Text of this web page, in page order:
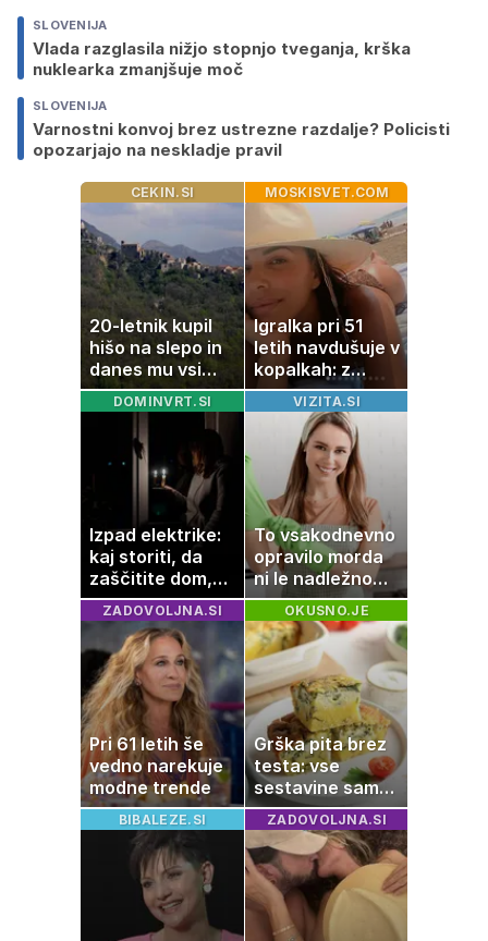
SLOVENIJA
Vlada razglasila nižjo stopnjo tveganja, krška
nuklearka zmanjšuje moč
SLOVENIJA
Varnostni konvoj brez ustrezne razdalje? Policisti
opozarjajo na neskladje pravil
CEKIN.SI
20-letnik kupil
hišo na slepo in
danes mu vsi
zavidajo
MOSKISVET.COM
Igralka pri 51
letih navdušuje v
kopalkah: z
možem uživa v
romantičnem
poletju
DOMINVRT.SI
Izpad elektrike:
kaj storiti, da
zaščitite dom,
hrano in
elektronske
naprave
VIZITA.SI
To vsakodnevno
opravilo morda
ni le nadležno
delo, pomaga
lahko tudi
vašemu srcu
ZADOVOLJNA.SI
Pri 61 letih še
vedno narekuje
modne trende
OKUSNO.JE
Grška pita brez
testa: vse
sestavine samo
zmešate in
pečica opravi
ostalo
BIBALEZE.SI ZADOVOLJNA.SI